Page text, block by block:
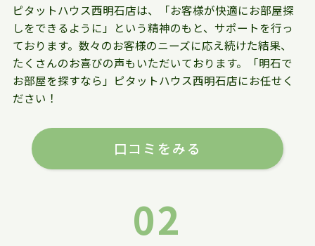
ピタットハウス西明石店は、「お客様が快適にお部屋探
しをできるように」という精神のもと、サポートを行っ
ております。数々のお客様のニーズに応え続けた結果、
たくさんのお喜びの声もいただいております。「明石で
お部屋を探すなら」ピタットハウス西明石店にお任せく
ださい！
口コミをみる
02